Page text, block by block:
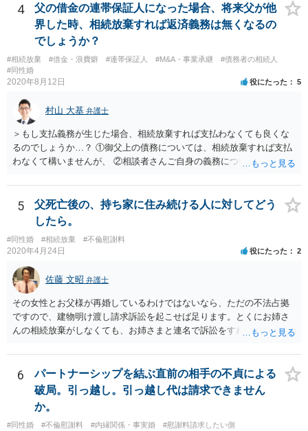
でしょう。
4
父の借金の連帯保証人になった場合、将来父が他
界した時、相続放棄すれば返済義務は無くなるの
でしょうか？
#相続放棄 #借金・浪費癖 #連帯保証人 #M&A・事業承継
#債務者の相続人
#同性婚
2020年8月12日 役にたった 5
村山 大基 弁護士
＞もし支払義務が生じた場合、相続放棄すれば支払わなくても良くな
るのでしょうか…？ ①御父上の債務については、相続放棄すれば支払
わなくて構いませんが、 ②相談者さんご自身の義務については、契約
いないので何とも言えません。 そもそも、何の義務も負わないなら、
印鑑証明まで用意して推定相続人にサインさせる意味もないような気
がします。 もし何らかの義務を相続放棄しても負う内容だと困ります
ので、契約書の文面を持って、弁護士に相談に行かれることをお勧め
します。
5
父死亡後の、持ち家に住み続ける人に対してどう
したら。
#同性婚 #相続放棄 #不倫慰謝料
2020年4月24日 役にたった 2
佐藤 文昭 弁護士
その女性とお父様が再婚しているわけではないなら、ただの不法占拠
ですので、建物明け渡し請求訴訟を起こせば足ります。とくにお姉さ
んの相続放棄がしなくても、お姉さまと連名で訴訟をすればいいだけ
6
パートナーシップを結ぶ直前の相手の不貞による
破局。引っ越し。引っ越し代は請求できません
か。
#同性婚 #不倫慰謝料 #内縁関係・事実婚
#慰謝料請求したい側